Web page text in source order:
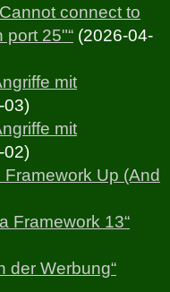
connect to
port 25"“ (2026-04-
mit
03)
mit
02)
Up (And
Framework 13“
der Werbung“